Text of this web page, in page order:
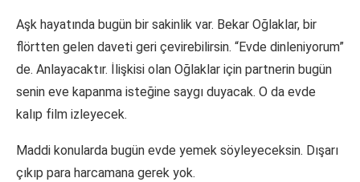
Aşk hayatında bugün bir sakinlik var. Bekar Oğlaklar, bir
flörtten gelen daveti geri çevirebilirsin. “Evde dinleniyorum”
de. Anlayacaktır. İlişkisi olan Oğlaklar için partnerin bugün
senin eve kapanma isteğine saygı duyacak. O da evde
kalıp film izleyecek.
Maddi konularda bugün evde yemek söyleyeceksin. Dışarı
çıkıp para harcamana gerek yok.